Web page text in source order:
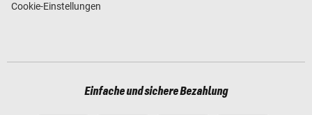
Cookie-Einstellungen
Einfache und sichere Bezahlung